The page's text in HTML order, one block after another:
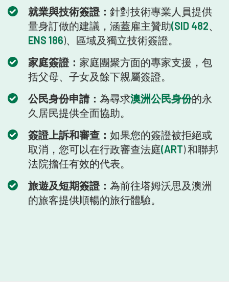
就業與技術簽證： 針對技術專業人員提供
量身訂做的建議，涵蓋雇主贊助(SID 482
ENS 186)、區域及獨立技術簽證。
家庭簽證： 家庭團聚方面的專家支援，包
括父母、子女及餘下親屬簽證。
公民身份申請： 為尋求澳洲公民身份的永
久居民提供全面協助。
簽證上訴和審查： 如果您的簽證被拒絕或
取消，您可以在行政審查法庭(ART) 和聯邦
法院擔任有效的代表。
旅遊及短期簽證： 為前往塔姆沃思及澳洲
的旅客提供順暢的旅行體驗。